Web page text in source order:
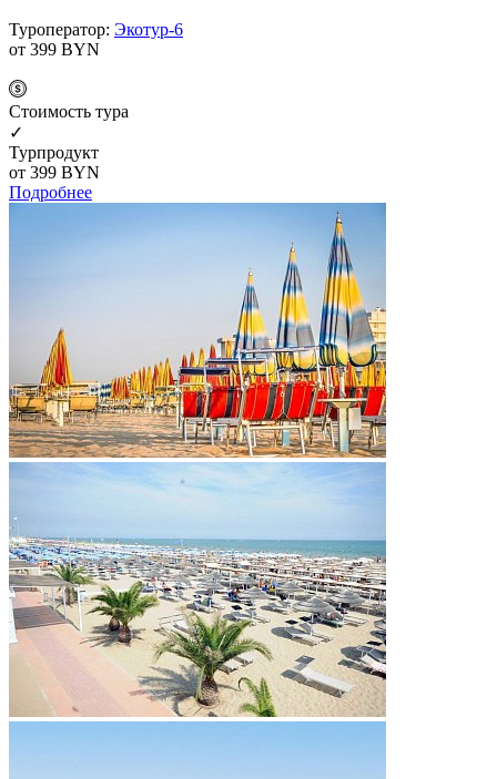
Туроператор: Экотур-6
от 399 BYN
Cтоимость тура
✓
Турпродукт
от 399 BYN
Подробнее